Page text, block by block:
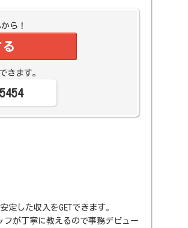
ら！
きます。
した収入をGETできます。
が丁寧に教えるので事務デビュー